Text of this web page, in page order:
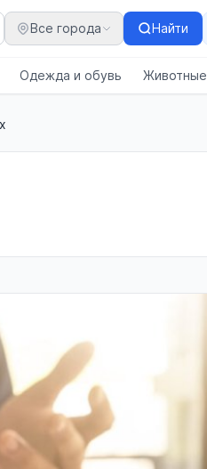
Все города Найти
Одежда и обувь Животные